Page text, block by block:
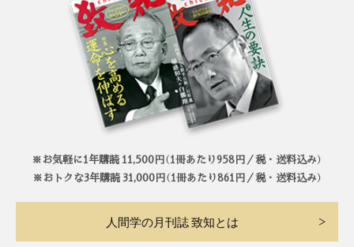
※お気軽に1年購読 11,500円（1冊あたり958円／税・送料込み）
※おトクな3年購読 31,000円（1冊あたり861円／税・送料込み）
人間学の月刊誌 致知とは